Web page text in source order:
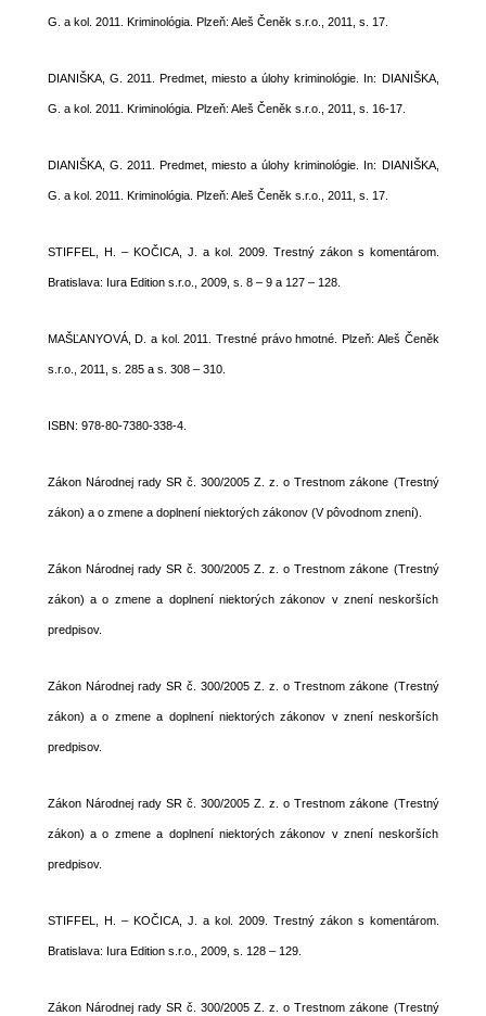
G. a kol. 2011. Kriminológia. Plzeň: Aleš Čeněk s.r.o., 2011, s. 17.
DIANIŠKA, G. 2011. Predmet, miesto a úlohy kriminológie. In: DIANIŠKA,
G. a kol. 2011. Kriminológia. Plzeň: Aleš Čeněk s.r.o., 2011, s. 16-17.
DIANIŠKA, G. 2011. Predmet, miesto a úlohy kriminológie. In: DIANIŠKA,
G. a kol. 2011. Kriminológia. Plzeň: Aleš Čeněk s.r.o., 2011, s. 17.
STIFFEL, H. – KOČICA, J. a kol. 2009. Trestný zákon s komentárom.
Bratislava: Iura Edition s.r.o., 2009, s. 8 – 9 a 127 – 128.
MAŠĽANYOVÁ, D. a kol. 2011. Trestné právo hmotné. Plzeň: Aleš Čeněk
s.r.o., 2011, s. 285 a s. 308 – 310.
ISBN: 978-80-7380-338-4.
Zákon Národnej rady SR č. 300/2005 Z. z. o Trestnom zákone (Trestný
zákon) a o zmene a doplnení niektorých zákonov (V pôvodnom znení).
Zákon Národnej rady SR č. 300/2005 Z. z. o Trestnom zákone (Trestný
zákon) a o zmene a doplnení niektorých zákonov v znení neskorších
predpisov.
Zákon Národnej rady SR č. 300/2005 Z. z. o Trestnom zákone (Trestný
zákon) a o zmene a doplnení niektorých zákonov v znení neskorších
predpisov.
Zákon Národnej rady SR č. 300/2005 Z. z. o Trestnom zákone (Trestný
zákon) a o zmene a doplnení niektorých zákonov v znení neskorších
predpisov.
STIFFEL, H. – KOČICA, J. a kol. 2009. Trestný zákon s komentárom.
Bratislava: Iura Edition s.r.o., 2009, s. 128 – 129.
Zákon Národnej rady SR č. 300/2005 Z. z. o Trestnom zákone (Trestný